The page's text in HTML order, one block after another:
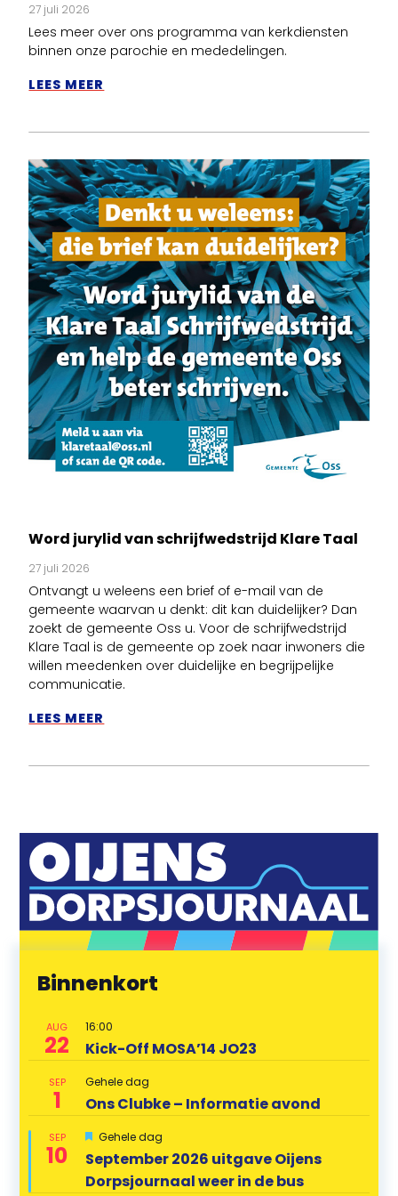
27 juli 2026
Lees meer over ons programma van kerkdiensten
binnen onze parochie en mededelingen.
LEES MEER
Word jurylid van schrijfwedstrijd Klare Taal
27 juli 2026
Ontvangt u weleens een brief of e-mail van de
gemeente waarvan u denkt: dit kan duidelijker? Dan
zoekt de gemeente Oss u. Voor de schrijfwedstrijd
Klare Taal is de gemeente op zoek naar inwoners die
willen meedenken over duidelijke en begrijpelijke
communicatie.
LEES MEER
Binnenkort
AUG
22
16:00
Kick-Off MOSA’14 JO23
SEP
1
Gehele dag
Ons Clubke – Informatie avond
SEP
10
U
t
g
e
Gehele dag
September 2026 uitgave Oijens
Dorpsjournaal weer in de bus